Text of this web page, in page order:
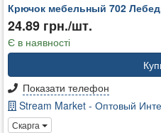
Крючок мебельный 702
24.89 грн./шт.
Є в наявності
Показати телефон
Stream Market - Оптовый
Скарга